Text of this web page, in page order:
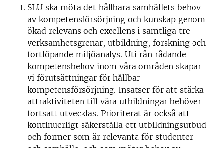
SLU ska möta det hållbara samhällets behov
av kompetensförsörjning och kunskap genom
ökad relevans och excellens i samtliga tre
verksamhetsgrenar, utbildning, forskning och
fortlöpande miljöanalys. Utifrån rådande
kompetensbehov inom våra områden skapar
vi förutsättningar för hållbar
kompetensförsörjning. Insatser för att stärka
attraktiviteten till våra utbildningar behöver
fortsatt utvecklas. Prioriterat är också att
kontinuerligt säkerställa ett utbildningsutbud
och former som är relevanta för studenter